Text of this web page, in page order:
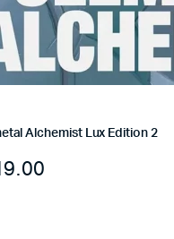
Alchemist Lux Edition 2